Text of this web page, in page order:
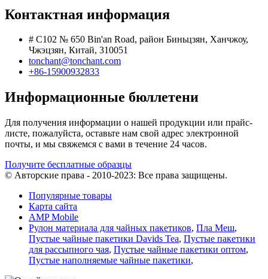
Контактная информация
# C102 № 650 Bin'an Road, район Биньцзян, Ханчжоу,
Чжэцзян, Китай, 310051
tonchant@tonchant.com
+86-15900932833
Информационные бюллетени
Для получения информации о нашей продукции или прайс-
листе, пожалуйста, оставьте нам свой адрес электронной
почты, и мы свяжемся с вами в течение 24 часов.
Получите бесплатные образцы
© Авторские права - 2010-2023: Все права защищены.
Популярные товары
Карта сайта
AMP Mobile
Рулон материала для чайных пакетиков, Пла Меш,
Пустые чайные пакетики Davids Tea, Пустые пакетики
для рассыпного чая, Пустые чайные пакетики оптом,
Пустые наполняемые чайные пакетики,